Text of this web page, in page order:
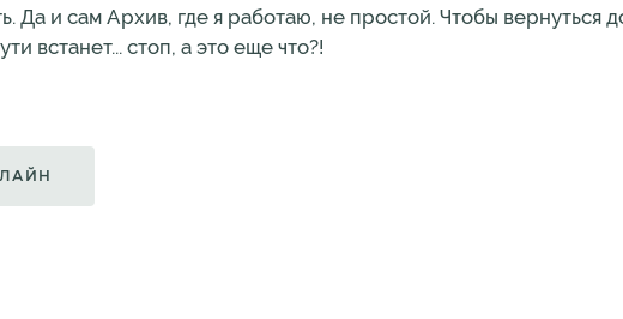
и сам Архив, где я работаю, не простой. Чтобы вернуться
встанет... стоп, а это еще что?!